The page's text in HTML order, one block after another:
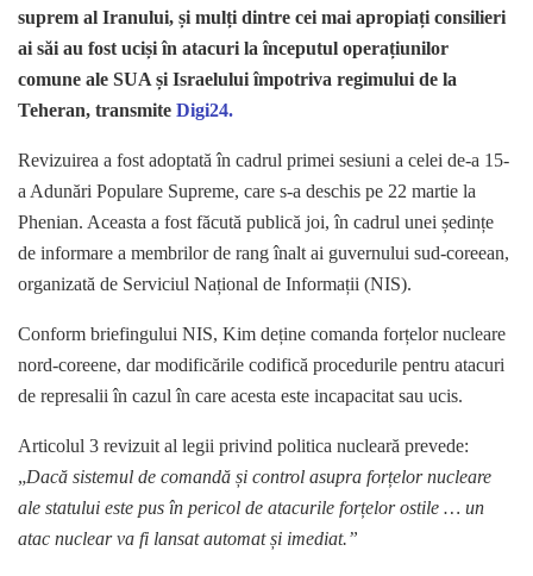
suprem al Iranului, și mulți dintre cei mai apropiați consilieri
ai săi au fost uciși în atacuri la începutul operațiunilor
comune ale SUA și Israelului împotriva regimului de la
Teheran, transmite Digi24.
Revizuirea a fost adoptată în cadrul primei sesiuni a celei de-a 15-
a Adunări Populare Supreme, care s-a deschis pe 22 martie la
Phenian. Aceasta a fost făcută publică joi, în cadrul unei ședințe
de informare a membrilor de rang înalt ai guvernului sud-coreean,
organizată de Serviciul Național de Informații (NIS).
Conform briefingului NIS, Kim deține comanda forțelor nucleare
nord-coreene, dar modificările codifică procedurile pentru atacuri
de represalii în cazul în care acesta este incapacitat sau ucis.
Articolul 3 revizuit al legii privind politica nucleară prevede:
„Dacă sistemul de comandă și control asupra forțelor nucleare
ale statului este pus în pericol de atacurile forțelor ostile … un
atac nuclear va fi lansat automat și imediat.”